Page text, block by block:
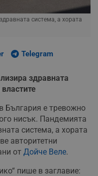
система, а хората
Telegram
здравната
България е тревожно
нисък. Пандемията
система, а хората
авторитетни
от Дойче Веле.
пише в заглавие: